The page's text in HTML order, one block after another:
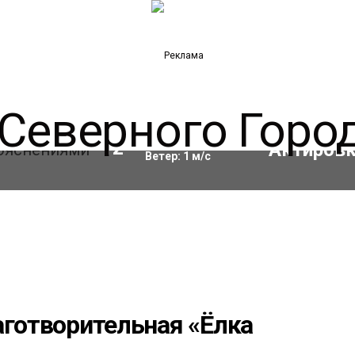
12°C Влажность:67%
Ветер: 1 м/с
«Ёлка